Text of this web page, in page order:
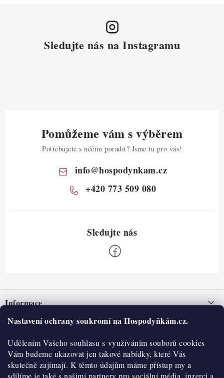
Nastavení ochrany soukromí na Hospodyňkám.cz.
Udělením Vašeho souhlasu s využíváním souborů cookies
Vám budeme ukazovat jen takové nabídky, které Vás
skutečně zajímají. K těmto údajům máme přístup my a
sdílíme je také s našimi partnery pro sociální média, inzerci a
Sledujte nás na Instagramu
Pomůžeme vám s výběrem
Potřebujete s něčím poradit? Jsme tu pro vás!
info@hospodynkam.cz
+420 773 509 080
pInformace
Nepřevzetí zásilky na dobírku
Obchodní podmínky
Hodnocení obchodu
O nás
Historie
Kontakty
O nákupu
Reklamace a vratky